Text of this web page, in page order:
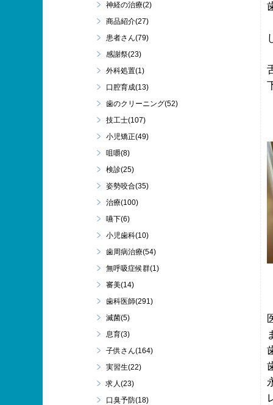
神経の治療(2)
商品紹介(27)
患者さん(79)
感謝祭(23)
外科処置(1)
口腔育成(13)
歯のクリーニング(52)
技工士(107)
小児矯正(49)
咀嚼(8)
検診(25)
姿勢咬合(35)
治療(100)
嚥下(6)
小児歯科(10)
歯周病治療(54)
無呼吸症候群(1)
審美(14)
歯科医師(291)
滅菌(5)
息育(3)
子供さん(164)
実習生(22)
求人(23)
口臭予防(18)